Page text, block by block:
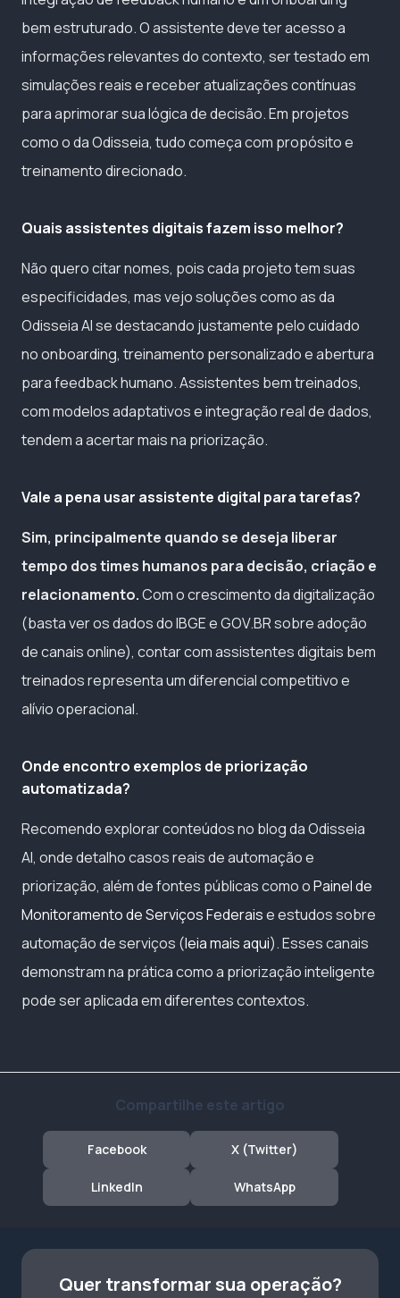
bem estruturado. O assistente deve ter acesso a
informações relevantes do contexto, ser testado em
simulações reais e receber atualizações contínuas
para aprimorar sua lógica de decisão. Em projetos
como o da Odisseia, tudo começa com propósito e
treinamento direcionado.
Quais assistentes digitais fazem isso melhor?
Não quero citar nomes, pois cada projeto tem suas
especificidades, mas vejo soluções como as da
Odisseia AI se destacando justamente pelo cuidado
no onboarding, treinamento personalizado e abertura
para feedback humano. Assistentes bem treinados,
com modelos adaptativos e integração real de dados,
tendem a acertar mais na priorização.
Vale a pena usar assistente digital para tarefas?
Sim, principalmente quando se deseja liberar
tempo dos times humanos para decisão, criação e
relacionamento.Com o crescimento da digitalização
(basta ver os dados do IBGE e GOV.BR sobre adoção
de canais online), contar com assistentes digitais bem
treinados representa um diferencial competitivo e
alívio operacional.
Onde encontro exemplos de priorização
automatizada?
Recomendo explorar conteúdos no blog da Odisseia
AI, onde detalho casos reais de automação e
priorização, além de fontes públicas como oPainel de
Monitoramento de Serviços Federaise estudos sobre
automação de serviços (leia mais aqui). Esses canais
demonstram na prática como a priorização inteligente
pode ser aplicada em diferentes contextos.
Compartilhe este artigo
Facebook X (Twitter)
LinkedIn WhatsApp
Quer transformar sua operação?